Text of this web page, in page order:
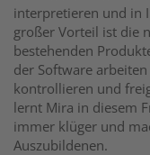
interpretieren und in
großer Vorteil ist die
bestehenden
der Software
kontrollieren und
lernt Mira in diesem
immer klüger und
Auszubildenen.